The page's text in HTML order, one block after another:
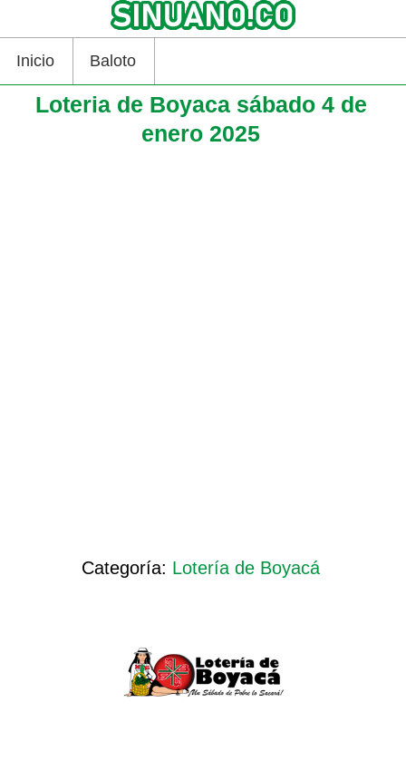
Inicio Baloto
Loteria de Boyaca sábado 4 de
enero 2025
Categoría: Lotería de Boyacá